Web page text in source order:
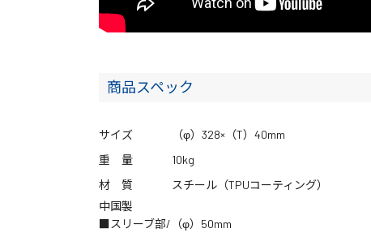
商品スペック
サイズ
（φ）328×（T）40mm
重 量
10kg
材 質
スチール（TPUコーティング）
中国製
■スリーブ部/（φ）50mm